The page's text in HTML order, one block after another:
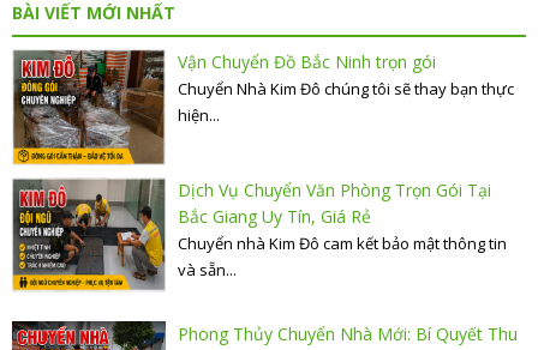
BÀI VIẾT MỚI NHẤT
Vận Chuyển Đồ Bắc Ninh trọn gói
Chuyển Nhà Kim Đô chúng tôi sẽ thay bạn thực
hiện...
Dịch Vụ Chuyển Văn Phòng Trọn Gói Tại
Bắc Giang Uy Tín, Giá Rẻ
Chuyển nhà Kim Đô cam kết bảo mật thông tin
và sẵn...
Phong Thủy Chuyển Nhà Mới: Bí Quyết Thu